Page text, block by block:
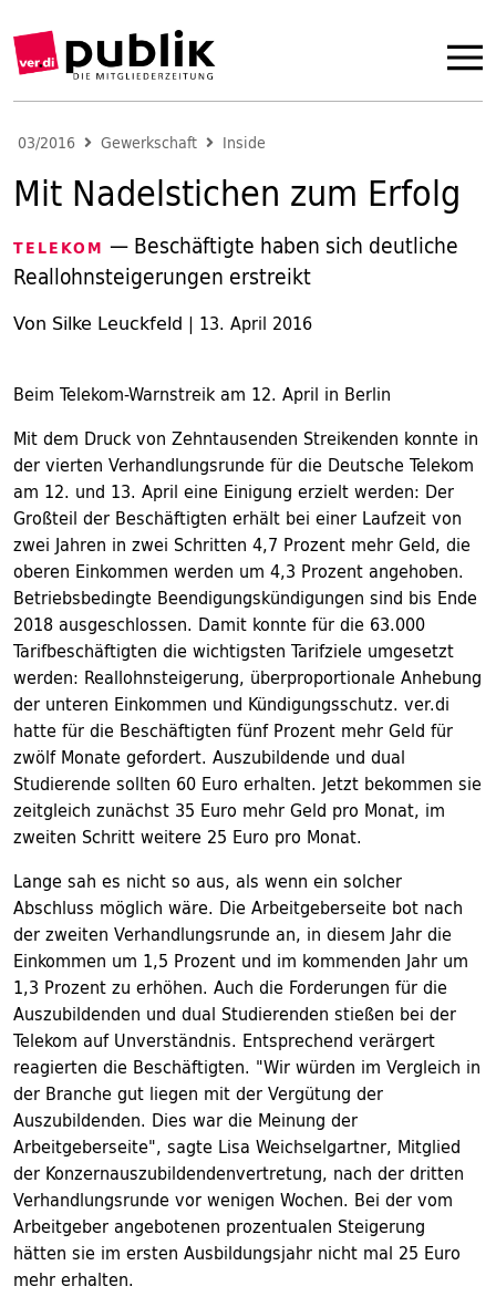
03/2016 Gewerkschaft Inside
Mit Nadelstichen zum Erfolg
TELEKOM — Beschäftigte haben sich deutliche
Reallohnsteigerungen erstreikt
Von Silke Leuckfeld | 13. April 2016
Beim Telekom-Warnstreik am 12. April in Berlin
Mit dem Druck von Zehntausenden Streikenden konnte in
der vierten Verhandlungsrunde für die Deutsche Telekom
am 12. und 13. April eine Einigung erzielt werden: Der
Großteil der Beschäftigten erhält bei einer Laufzeit von
zwei Jahren in zwei Schritten 4,7 Prozent mehr Geld, die
oberen Einkommen werden um 4,3 Prozent angehoben.
Betriebsbedingte Beendigungskündigungen sind bis Ende
2018 ausgeschlossen. Damit konnte für die 63.000
Tarifbeschäftigten die wichtigsten Tarifziele umgesetzt
werden: Reallohnsteigerung, überproportionale Anhebung
der unteren Einkommen und Kündigungsschutz. ver.di
hatte für die Beschäftigten fünf Prozent mehr Geld für
zwölf Monate gefordert. Auszubildende und dual
Studierende sollten 60 Euro erhalten. Jetzt bekommen sie
zeitgleich zunächst 35 Euro mehr Geld pro Monat, im
zweiten Schritt weitere 25 Euro pro Monat.
Lange sah es nicht so aus, als wenn ein solcher
Abschluss möglich wäre. Die Arbeitgeberseite bot nach
der zweiten Verhandlungsrunde an, in diesem Jahr die
Einkommen um 1,5 Prozent und im kommenden Jahr um
1,3 Prozent zu erhöhen. Auch die Forderungen für die
Auszubildenden und dual Studierenden stießen bei der
Telekom auf Unverständnis. Entsprechend verärgert
reagierten die Beschäftigten. "Wir würden im Vergleich in
der Branche gut liegen mit der Vergütung der
Auszubildenden. Dies war die Meinung der
Arbeitgeberseite", sagte Lisa Weichselgartner, Mitglied
der Konzernauszubildendenvertretung, nach der dritten
Verhandlungsrunde vor wenigen Wochen. Bei der vom
Arbeitgeber angebotenen prozentualen Steigerung
hätten sie im ersten Ausbildungsjahr nicht mal 25 Euro
mehr erhalten.